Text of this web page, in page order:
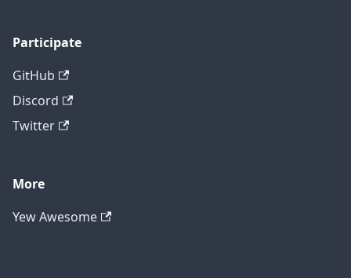
Participate
GitHub
Discord
Twitter
More
Yew Awesome